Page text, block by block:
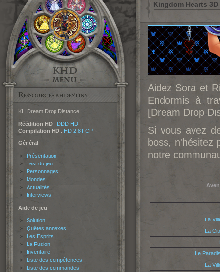
KH Dream Drop Distance
Réédition HD : DDD HD
Compilation HD : HD 2.8 FCP
Général
Présentation
Test du jeu
Personnages
Mondes
Actualités
Interviews
Aide de jeu
Solution
Quêtes annexes
Les Esprits
La Fusion
Inventaire
Liste des compétences
Liste des commandes
Kingdom Hearts
Aidez Sora et
Endormis à
[Dream Drop
Si vous avez
boss, n'hésitez
notre
La
La
Le
La